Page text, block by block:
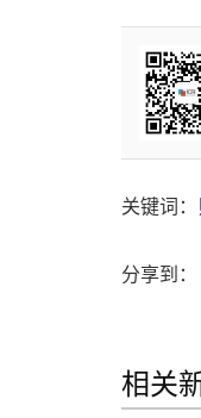
关键词：
分享到：
相关